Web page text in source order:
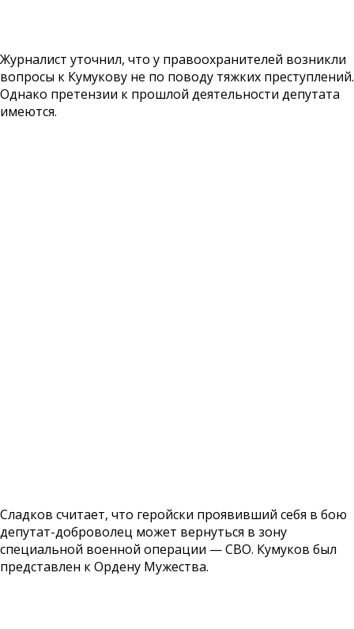
Журналист уточнил, что у правоохранителей возникли
вопросы к Кумукову не по поводу тяжких преступлений.
Однако претензии к прошлой деятельности депутата
имеются.
Сладков считает, что геройски проявивший себя в бою
депутат-доброволец может вернуться в зону
специальной военной операции — СВО. Кумуков был
представлен к Ордену Мужества.